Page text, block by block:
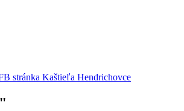
stránka Kaštieľa Hendrichovce